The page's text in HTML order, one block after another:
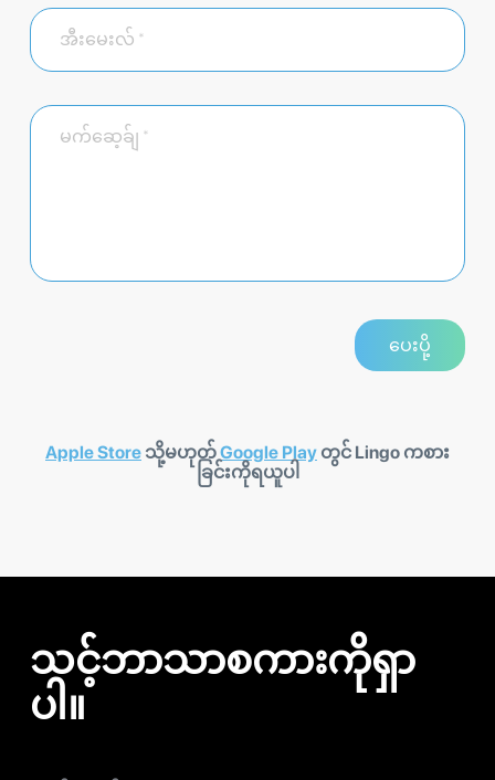
Apple Store သို့မဟုတ်Google Play တွင် Lingo ကစား
ခြင်းကိုရယူပါ
သင့်ဘာသာစကားကိုရှာ
ပါ။